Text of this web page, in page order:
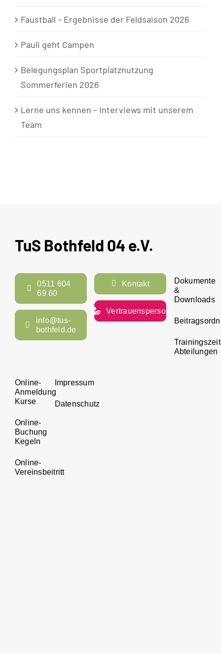
Faustball – Ergebnisse der Feldsaison 2026
Pauli geht Campen
Belegungsplan Sportplatznutzung
Sommerferien 2026
Lerne uns kennen – Interviews mit unserem
Team
TuS Bothfeld 04 e.V.
0511 604
69 60
info@tus-
bothfeld.de
Kontakt
Vertrauensperson
Dokumente
&
Downloads
Abteilungen
Online-
Anmeldung
Kurse
Online-
Buchung
Kegeln
Online-
Vereinsbeitritt
Impressum
Datenschutz